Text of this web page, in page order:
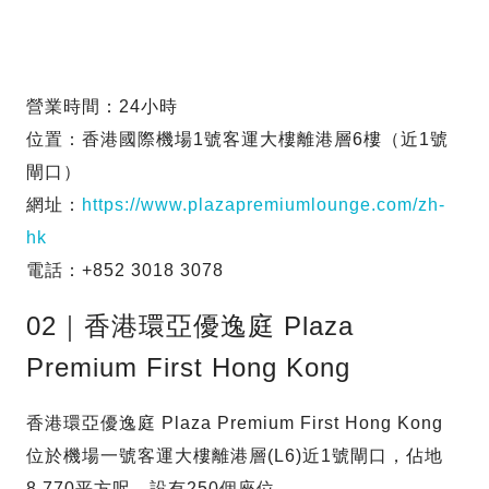
營業時間：24小時
位置：香港國際機場1號客運大樓離港層6樓（近1號
閘口）
網址： https://www.plazapremiumlounge.com/zh-
hk
電話：+852 3018 3078
02｜香港環亞優逸庭 Plaza
Premium First Hong Kong
香港環亞優逸庭 Plaza Premium First Hong Kong
位於機場一號客運大樓離港層(L6)近1號閘口，佔地